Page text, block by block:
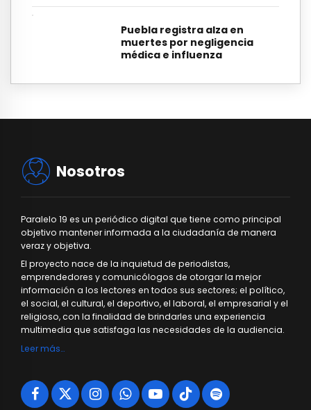
Puebla registra alza en
muertes por negligencia
médica e influenza
Nosotros
Paralelo 19 es un periódico digital que tiene como principal
objetivo mantener informada a la ciudadanía de manera
veraz y objetiva.
El proyecto nace de la inquietud de periodistas,
emprendedores y comunicólogos de otorgar la mejor
información a los lectores en todos sus sectores; el político,
el social, el cultural, el deportivo, el laboral, el empresarial y el
religioso, con la finalidad de brindarles una experiencia
multimedia que satisfaga las necesidades de la audiencia.
Leer más…